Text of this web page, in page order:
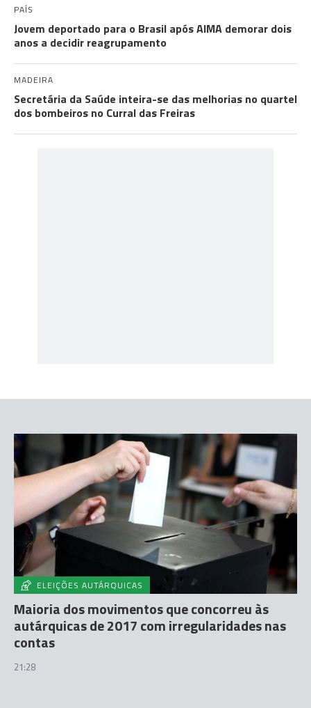
PAÍS
Jovem deportado para o Brasil após AIMA demorar dois
anos a decidir reagrupamento
MADEIRA
Secretária da Saúde inteira-se das melhorias no quartel
dos bombeiros no Curral das Freiras
ELEIÇÕES AUTÁRQUICAS
Maioria dos movimentos que concorreu às
autárquicas de 2017 com irregularidades nas
contas
21:28